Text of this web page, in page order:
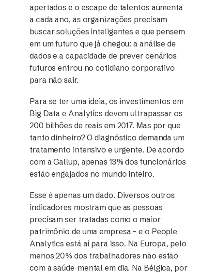
apertados e o escape de talentos aumenta
a cada ano, as organizações precisam
buscar soluções inteligentes e que pensem
em um futuro que já chegou: a análise de
dados e a capacidade de prever cenários
futuros entrou no cotidiano corporativo
para não sair.
Para se ter uma ideia, os investimentos em
Big Data e Analytics devem ultrapassar os
200 bilhões de reais em 2017. Mas por que
tanto dinheiro? O diagnóstico demanda um
tratamento intensivo e urgente. De acordo
com a Gallup, apenas 13% dos funcionários
estão engajados no mundo inteiro.
Esse é apenas um dado. Diversos outros
indicadores mostram que as pessoas
precisam ser tratadas como o maior
patrimônio de uma empresa – e o People
Analytics está aí para isso. Na Europa, pelo
menos 20% dos trabalhadores não estão
com a saúde-mental em dia. Na Bélgica, por